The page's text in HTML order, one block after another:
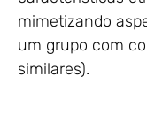
mimetizando
um grupo com
similares).